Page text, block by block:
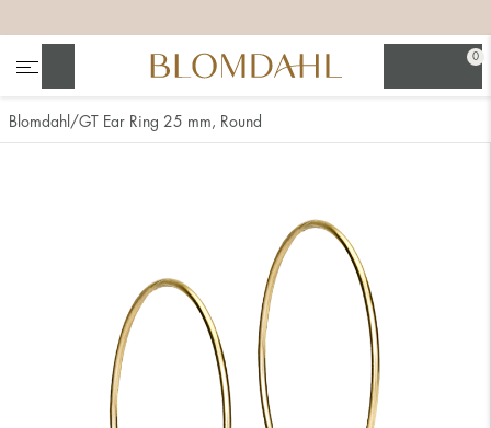
0
Blomdahl GT Ear Ring 25 mm, Round